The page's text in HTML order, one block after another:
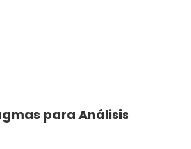
para Análisis